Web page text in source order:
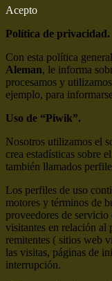
Acepto
Política de privacidad.
Con esta política
Aleman, le informa
procesamos y
ejemplo, para
Uso de “Piwik”.
Nosotros utilizamos el
crea estadísticas sobre
también llamados
Los perfiles de uso
motores y términos de
proveedores de
visitantes en relación al
remitentes ( sitios web
las visitas, páginas de
interrupción.